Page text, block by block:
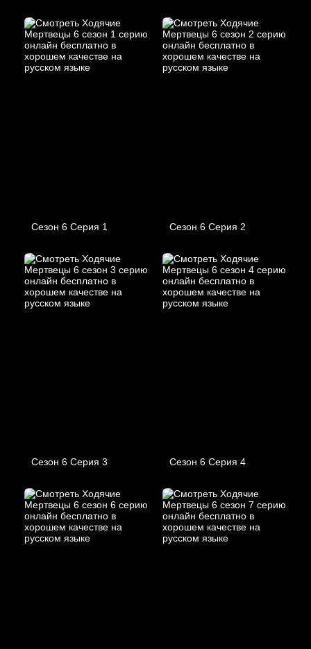
Сезон 6 Серия 1 Сезон 6 Серия 2
Сезон 6 Серия 3 Сезон 6 Серия 4